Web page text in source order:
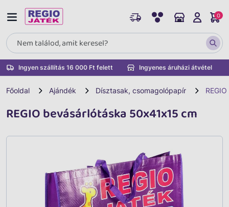
Ingyen szállítás 16 000 Ft felett Ingyenes áruházi átvétel
0
Főoldal Ajándék Dísztasak, csomagolópapír
REGIO bevásárlótáska 50x41x15 cm